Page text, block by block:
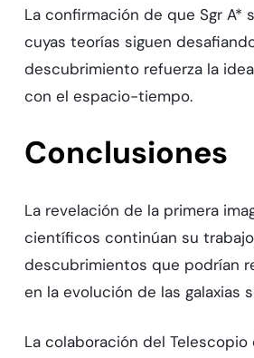
La confirmación de que Sgr
cuyas teorías siguen
descubrimiento refuerza la
con el espacio-tiempo.
Conclusiones
La revelación de la primera
científicos continúan su
descubrimientos que podrían
en la evolución de las galaxias
La colaboración del